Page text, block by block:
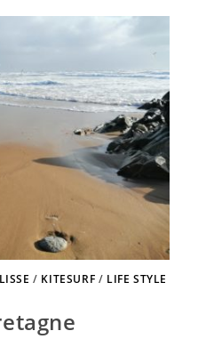
/ KITESURF / LIFE STYLE